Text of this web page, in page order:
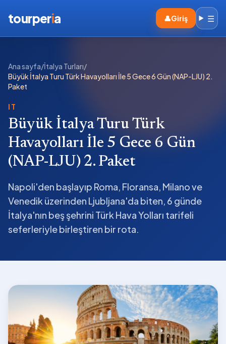
tourperia 👤Giriş ☰
Ana sayfa/İtalya Turları/
Büyük İtalya Turu Türk Havayolları İle 5 Gece 6 Gün (NAP-LJU) 2.
Paket
IT
Büyük İtalya Turu Türk
Havayolları İle 5 Gece 6 Gün
(NAP-LJU) 2. Paket
Napoli'den başlayıp Roma, Floransa, Milano ve
Venedik üzerinden Ljubljana'da biten, 6 günde
İtalya'nın beş şehrini Türk Hava Yolları tarifeli
seferleriyle birleştiren bir rota.